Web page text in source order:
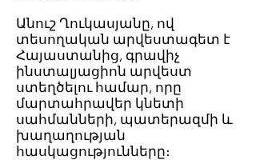
Անուշ Ղուկասյանը, ով
տեսողական արվեստագետ է
Հայաստանից, գրավիչ
ինստալյացիոն արվեստ
ստեղծելու համար, որը
մարտահրավեր կնետի
սահմանների, պատերազմի և
խաղաղության
հասկացությունները։